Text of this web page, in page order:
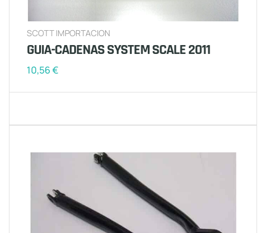
SCOTT IMPORTACION
GUIA-CADENAS SYSTEM SCALE 2011
10,56€